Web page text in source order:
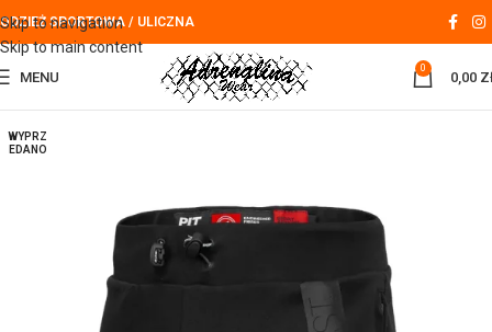
Skip to navigation
Skip to main content
ODZIEŻ SPORTOWA / ULICZNA
MENU
0
0,00
WYPRZ
EDANO